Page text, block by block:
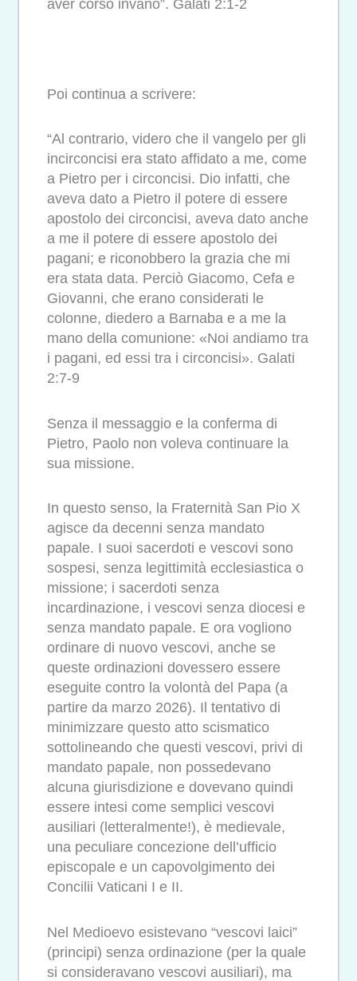
aver corso invano”. Galati 2:1-2
Poi continua a scrivere:
“Al contrario, videro che il vangelo per gli
incirconcisi era stato affidato a me, come
a Pietro per i circoncisi. Dio infatti, che
aveva dato a Pietro il potere di essere
apostolo dei circoncisi, aveva dato anche
a me il potere di essere apostolo dei
pagani; e riconobbero la grazia che mi
era stata data. Perciò Giacomo, Cefa e
Giovanni, che erano considerati le
colonne, diedero a Barnaba e a me la
mano della comunione: «Noi andiamo tra
i pagani, ed essi tra i circoncisi». Galati
2:7-9
Senza il messaggio e la conferma di
Pietro, Paolo non voleva continuare la
sua missione.
In questo senso, la Fraternità San Pio X
agisce da decenni senza mandato
papale. I suoi sacerdoti e vescovi sono
sospesi, senza legittimità ecclesiastica o
missione; i sacerdoti senza
incardinazione, i vescovi senza diocesi e
senza mandato papale. E ora vogliono
ordinare di nuovo vescovi, anche se
queste ordinazioni dovessero essere
eseguite contro la volontà del Papa (a
partire da marzo 2026). Il tentativo di
minimizzare questo atto scismatico
sottolineando che questi vescovi, privi di
mandato papale, non possedevano
alcuna giurisdizione e dovevano quindi
essere intesi come semplici vescovi
ausiliari (letteralmente!), è medievale,
una peculiare concezione dell’ufficio
episcopale e un capovolgimento dei
Concilii Vaticani I e II.
Nel Medioevo esistevano “vescovi laici”
(principi) senza ordinazione (per la quale
si consideravano vescovi ausiliari), ma